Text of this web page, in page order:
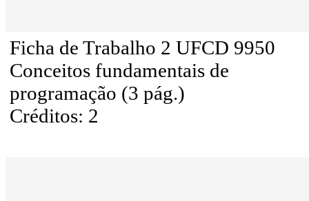
Ficha de Trabalho 2 UFCD 9950
Conceitos fundamentais de
programação (3 pág.)
Créditos: 2